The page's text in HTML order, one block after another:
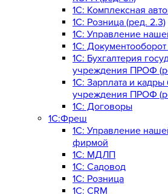
1C: Комплексная
1С: Розница (ред. 2.3)
1С: Управление
1С:
1C: Бухгалтерия
учреждения ПРОФ
1C: Зарплата и
учреждения ПРОФ
1С: Договоры
1С:Фреш
1С: Управление
фирмой
1С: МДЛП
1С: Садовод
1С: Розница
1C: CRM